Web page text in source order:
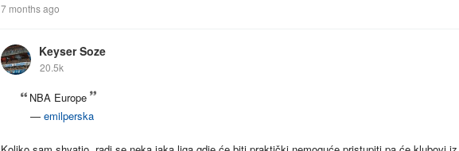
7 months ago
Keyser Soze
20.5k
NBA Europe
— emilperska